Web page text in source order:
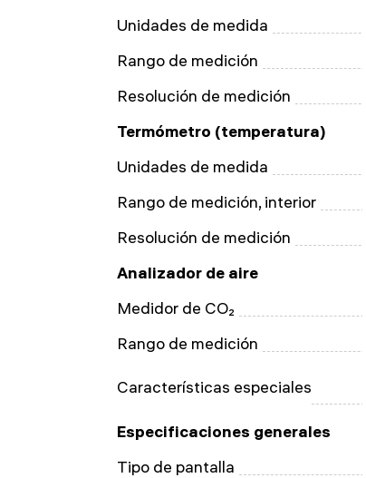
Unidades de medida
Rango de medición
Resolución de medición
Termómetro (temperatura)
Unidades de medida
Rango de medición, interior
Resolución de medición
Analizador de aire
Medidor de CO₂
Rango de medición
Características especiales
Especificaciones generales
Tipo de pantalla